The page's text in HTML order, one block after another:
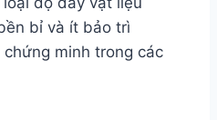
bỉ và ít bảo trì
minh trong các